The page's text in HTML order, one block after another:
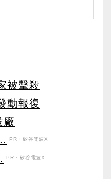
被擊殺
動報復
廠
PR・矽谷電波X
PR・矽谷電波X